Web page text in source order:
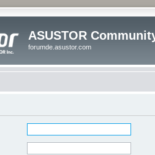
ASUSTOR
forumde.asustor.com